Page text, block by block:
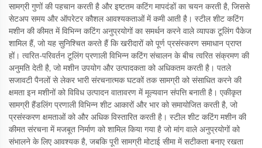
सामग्री गुणों की पहचान करती है और इष्टतम कटिंग मापदंडों का चयन करती है, जिससे
सेटअप समय और ऑपरेटर कौशल आवश्यकताओं में कमी आती है। स्टील शीट कटिंग
मशीन की कीमत में विभिन्न कटिंग अनुप्रयोगों का समर्थन करने वाले व्यापक टूलिंग पैकेज
शामिल हैं, जो यह सुनिश्चित करते हैं कि खरीदारों को पूर्ण प्रसंस्करण समाधान प्राप्त
हों। त्वरित-परिवर्तन टूलिंग प्रणाली विभिन्न कटिंग संचालन के बीच त्वरित संक्रमण की
अनुमति देती है, जो मशीन उपयोग और उत्पादकता को अधिकतम करती है। पतले
सजावटी पैनलों से लेकर भारी संरचनात्मक घटकों तक सामग्री को संसाधित करने की
क्षमता इन मशीनों को विविध उत्पादन वातावरण में मूल्यवान संपत्ति बनाती है। एकीकृत
सामग्री हैंडलिंग प्रणाली विभिन्न शीट आकारों और भार को समायोजित करती है, जो
प्रसंस्करण क्षमताओं को और अधिक विस्तारित करती है। स्टील शीट कटिंग मशीन की
कीमत संरचना में मजबूत निर्माण को शामिल किया गया है जो मांग वाले अनुप्रयोगों को
संभालने के लिए आवश्यक है, जबकि पूरी सामग्री मोटाई सीमा में सटीकता बनाए रखता